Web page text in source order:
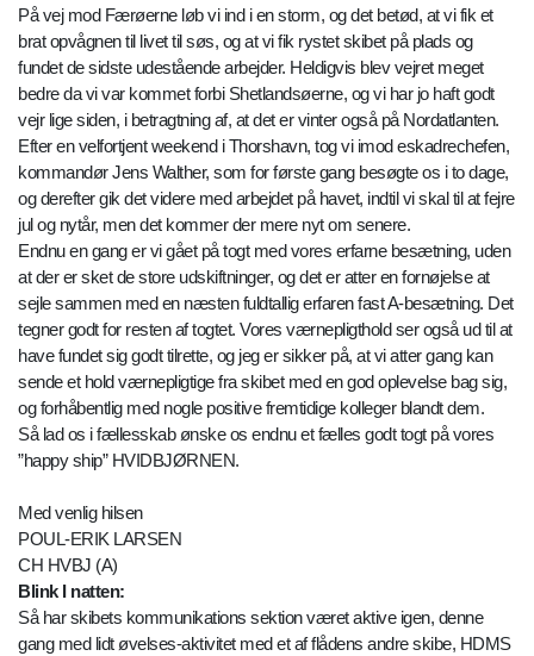
På vej mod Færøerne løb vi ind i en storm, og det betød, at vi fik et
brat opvågnen til livet til søs, og at vi fik rystet skibet på plads og
fundet de sidste udestående arbejder. Heldigvis blev vejret meget
bedre da vi var kommet forbi Shetlandsøerne, og vi har jo haft godt
vejr lige siden, i betragtning af, at det er vinter også på Nordatlanten.
Efter en velfortjent weekend i Thorshavn, tog vi imod eskadrechefen,
kommandør Jens Walther, som for første gang besøgte os i to dage,
og derefter gik det videre med arbejdet på havet, indtil vi skal til at fejre
jul og nytår, men det kommer der mere nyt om senere.
Endnu en gang er vi gået på togt med vores erfarne besætning, uden
at der er sket de store udskiftninger, og det er atter en fornøjelse at
sejle sammen med en næsten fuldtallig erfaren fast A-besætning. Det
tegner godt for resten af togtet. Vores værnepligthold ser også ud til at
have fundet sig godt tilrette, og jeg er sikker på, at vi atter gang kan
sende et hold værnepligtige fra skibet med en god oplevelse bag sig,
og forhåbentlig med nogle positive fremtidige kolleger blandt dem.
Så lad os i fællesskab ønske os endnu et fælles godt togt på vores
”happy ship” HVIDBJØRNEN.
Med venlig hilsen
POUL-ERIK LARSEN
CH HVBJ (A)
Blink I natten:
Så har skibets kommunikations sektion været aktive igen, denne
gang med lidt øvelses-aktivitet med et af flådens andre skibe, HDMS